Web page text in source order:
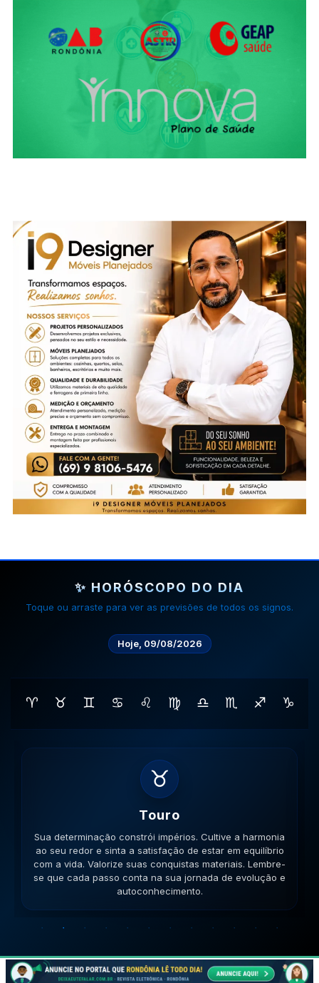
✨ HORÓSCOPO DO DIA
Toque ou arraste para ver as previsões de todos os signos.
Hoje, 09/08/2026
♈ ♉ ♊ ♋ ♌ ♍ ♎ ♏ ♐ ♑
♊
Gemeos
Sua habilidade manual pode ser útil. Conecte-se com
pessoas que compartilham seus ideais e veja como a
colaboração gera frutos. Esteja aberto a novas ideias.
Lembre-se que cada passo conta na sua jornada de
evolução e autoconhecimento.